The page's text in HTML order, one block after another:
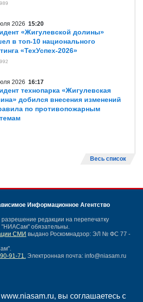
вы соглашаетесь с
989
2026 15:20
«Жигулевской долины»
в топ-10 национального
«ТехУспех-2026»
992
2026 16:17
технопарка «Жигулевская
добился внесения изменений
по противопожарным
Весь список
Информационное Агентство
редакции на перепечатку
"НИАСам" обязательны.
СМИ выдано Роскомнадзор: ЭЛ № ФС 77 -
91-71. Электронная почта: info@niasam.ru